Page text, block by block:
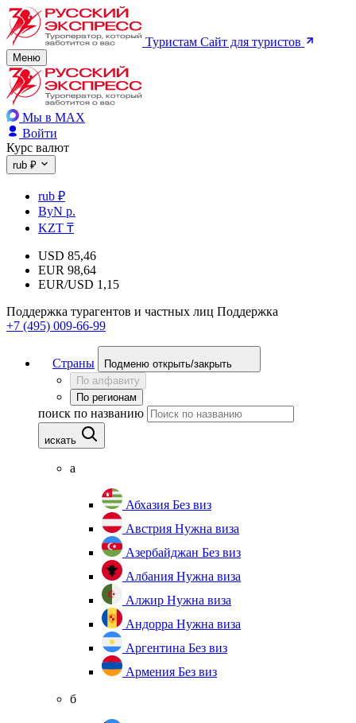
Туристам Сайт для туристов
Меню
Мы в MAX
Войти
Курс валют
rub ₽
rub ₽
ByN р.
KZT ₸
USD 85,46
EUR 98,64
EUR/USD 1,15
Поддержка турагентов и частных лиц Поддержка
+7 (495) 009-66-99
Страны
Подменю открыть/закрыть
По алфавиту
По регионам
поиск по названию
искать
а
Абхазия Без виз
Австрия Нужна виза
Азербайджан Без виз
Албания Нужна виза
Алжир Нужна виза
Андорра Нужна виза
Аргентина Без виз
Армения Без виз
б